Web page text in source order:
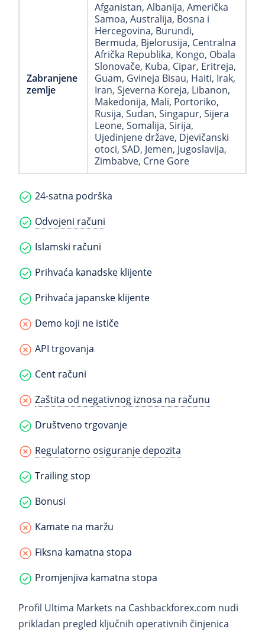
Zabranjene
zemlje
Afganistan, Albanija, Američka
Samoa, Australija, Bosna i
Hercegovina, Burundi,
Bermuda, Bjelorusija, Centralna
Afrička Republika, Kongo, Obala
Slonovače, Kuba, Cipar, Eritreja,
Guam, Gvineja Bisau, Haiti, Irak,
Iran, Sjeverna Koreja, Libanon,
Makedonija, Mali, Portoriko,
Rusija, Sudan, Singapur, Sijera
Leone, Somalija, Sirija,
Ujedinjene države, Djevičanski
otoci, SAD, Jemen, Jugoslavija,
Zimbabve, Crne Gore
24-satna podrška
Odvojeni računi
Islamski računi
Prihvaća kanadske klijente
Prihvaća japanske klijente
Demo koji ne ističe
API trgovanja
Cent računi
Zaštita od negativnog iznosa na računu
Društveno trgovanje
Regulatorno osiguranje depozita
Trailing stop
Bonusi
Kamate na maržu
Fiksna kamatna stopa
Promjenjiva kamatna stopa
Profil Ultima Markets na Cashbackforex.com nudi
prikladan pregled ključnih operativnih činjenica